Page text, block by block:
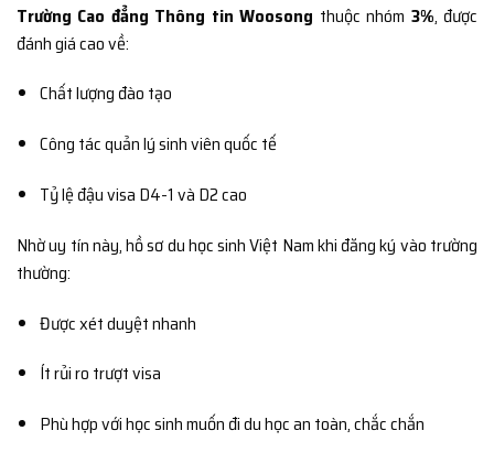
Trường Cao đẳng Thông tin Woosong thuộc nhóm 3%, được
đánh giá cao về:
Chất lượng đào tạo
Công tác quản lý sinh viên quốc tế
Tỷ lệ đậu visa D4-1 và D2 cao
Nhờ uy tín này, hồ sơ du học sinh Việt Nam khi đăng ký vào trường
thường:
Được xét duyệt nhanh
Ít rủi ro trượt visa
Phù hợp với học sinh muốn đi du học an toàn, chắc chắn